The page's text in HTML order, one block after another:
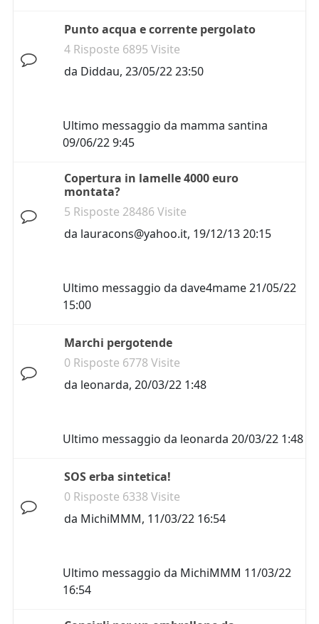
Punto acqua e corrente pergolato
4 Risposte 6895 Visite
da Diddau, 23/05/22 23:50
Ultimo messaggio da mamma santina
09/06/22 9:45
Copertura in lamelle 4000 euro
montata?
5 Risposte 28486 Visite
da lauracons@yahoo.it, 19/12/13 20:15
Ultimo messaggio da dave4mame21/05/22
15:00
Marchi pergotende
0 Risposte 6778 Visite
da leonarda, 20/03/22 1:48
Ultimo messaggio da leonarda 20/03/22 1:48
SOS erba sintetica!
0 Risposte 6338 Visite
da MichiMMM, 11/03/22 16:54
Ultimo messaggio da MichiMMM 11/03/22
16:54